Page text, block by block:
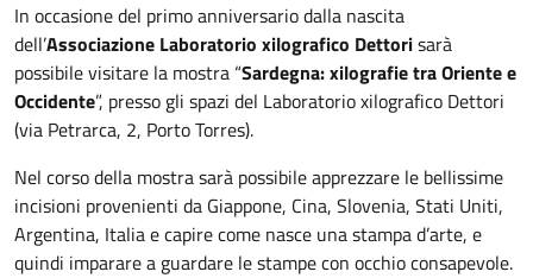
In occasione del primo anniversario dalla nascita
dell’Associazione Laboratorio xilografico Dettorisarà
possibile visitare la mostra “Sardegna: xilografie tra Oriente e
Occidente”, presso gli spazi del Laboratorio xilografico Dettori
(via Petrarca, 2, Porto Torres).
Nel corso della mostra sarà possibile apprezzare le bellissime
incisioni provenienti da Giappone, Cina, Slovenia, Stati Uniti,
Argentina, Italia e capire come nasce una stampa d’arte, e
quindi imparare a guardare le stampe con occhio consapevole.